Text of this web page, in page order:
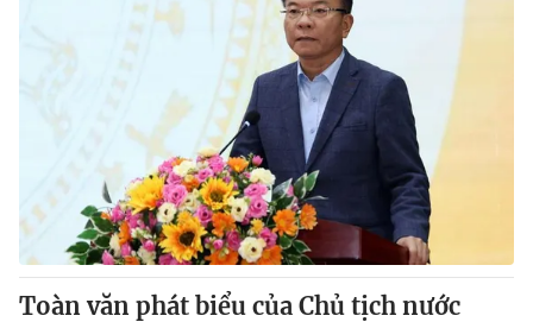
Toàn văn phát biểu của Chủ tịch nước